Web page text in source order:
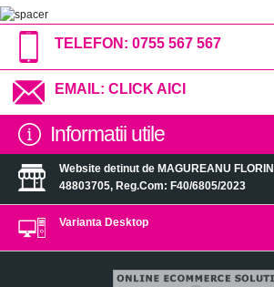
TELEFON: 0755 567 567
EMAIL: CLICK AICI
Informatii utile
Website detinut de MAGUREANU
48803705, Reg.Com: F40/6805/2023
Varianta Desktop